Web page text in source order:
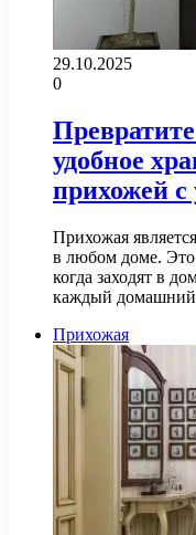
29.10.2025
0
удобное
прихожей
Прихожая
в любом доме. Это
когда заходят в
каждый
Прихожая